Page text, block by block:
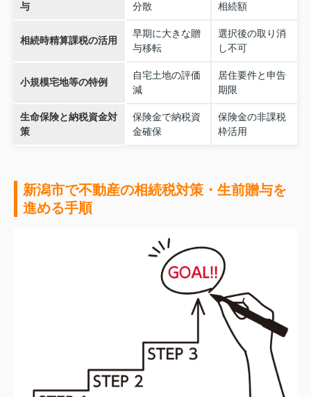
与
分散
相続額
相続時精算課税の活用
早期に大きな贈
与移転
選択後の取り消
し不可
小規模宅地等の特例
自宅土地の評価
減
居住要件と申告
期限
生命保険と納税資金対
策
保険金で納税資
金確保
保険金の非課税
枠活用
新潟市で不動産の相続税対策・生前贈与を
進める手順